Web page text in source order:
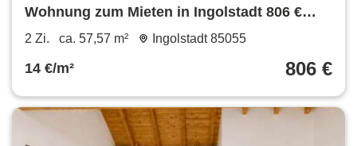
Wohnung zum Mieten in Ingolstadt 806 €
57.57 m²
2 Zi. ca. 57,57 m² Ingolstadt 85055
14 €/m² 806 €